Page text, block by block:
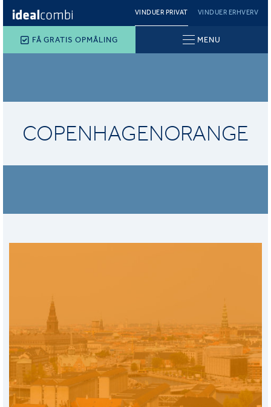
VINDUER PRIVAT VINDUER ERHVERV
FÅ GRATIS OPMÅLING MENU
COPENHAGENORANGE